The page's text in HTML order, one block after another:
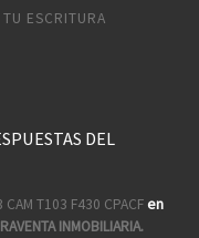
ESCRITURA
DEL
CAM T103 F430 CPACFen
INMOBILIARIA.